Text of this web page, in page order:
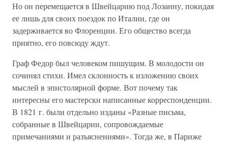
Но он перемещается в Швейцарию под Лозанну, покидая
ее лишь для своих поездок по Италии, где он
задерживается во Флоренции. Его общество всегда
приятно, его повсюду ждут.
Граф Федор был человеком пишущим. В молодости он
сочинял стихи. Имел склонность к изложению своих
мыслей в эпистолярной форме. Вот почему так
интересны его мастерски написанные корреспонденции.
В 1821 г. были отдельно изданы «Разные письма,
собранные в Швейцарии, сопровождаемые
примечаниями и разъяснениями». Тогда же, в Париже